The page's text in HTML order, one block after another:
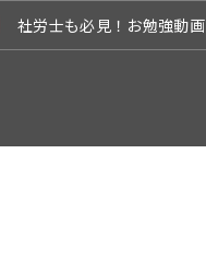
社労士も必見！お勉強動画